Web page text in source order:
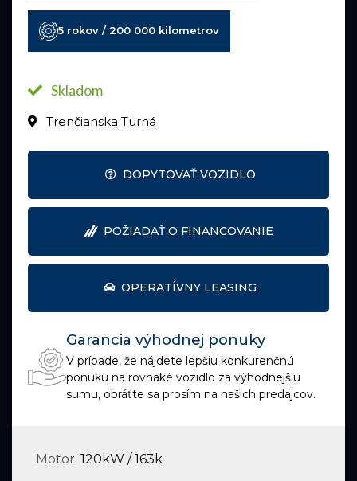
5 rokov / 200 000 kilometrov
Skladom
Trenčianska Turná
DOPYTOVAŤ VOZIDLO
POŽIADAŤ O FINANCOVANIE
OPERATÍVNY LEASING
Garancia výhodnej ponuky
V prípade, že nájdete lepšiu konkurenčnú
ponuku na rovnaké vozidlo za výhodnejšiu
sumu, obráťte sa prosím na našich predajcov.
Motor: 120kW / 163k